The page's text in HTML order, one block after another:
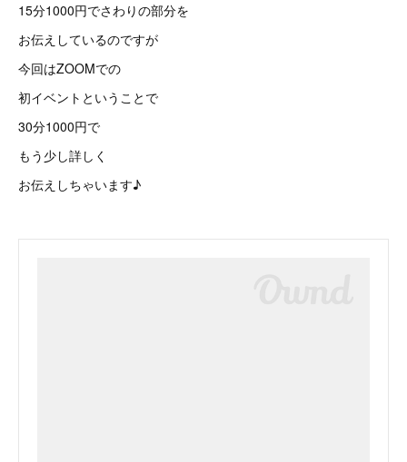
15分1000円でさわりの部分を
お伝えしているのですが
今回はZOOMでの
初イベントということで
30分1000円で
もう少し詳しく
お伝えしちゃいます♪